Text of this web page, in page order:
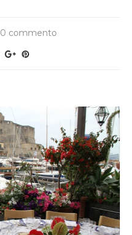
0 commento